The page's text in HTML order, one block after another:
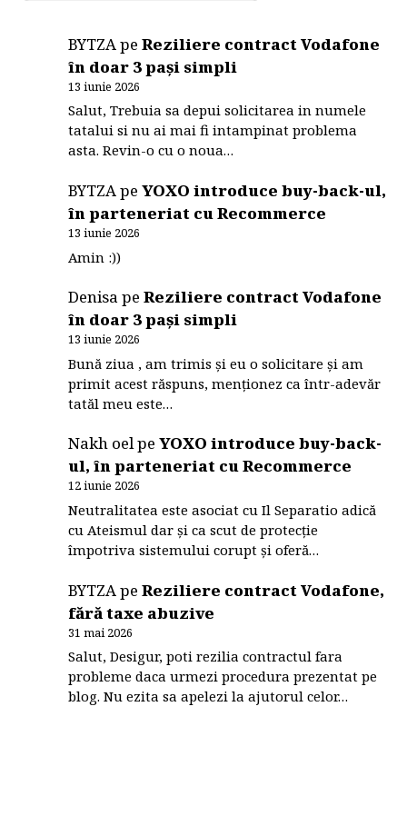
BYTZApeReziliere contract Vodafone
în doar 3 pași simpli
13 iunie 2026
Salut, Trebuia sa depui solicitarea in numele
tatalui si nu ai mai fi intampinat problema
asta. Revin-o cu o noua…
BYTZApeYOXO introduce buy-back-ul,
în parteneriat cu Recommerce
13 iunie 2026
Amin :))
DenisapeReziliere contract Vodafone
în doar 3 pași simpli
13 iunie 2026
Bună ziua , am trimis și eu o solicitare și am
primit acest răspuns, menționez ca într-adevăr
tatăl meu este…
Nakh oelpeYOXO introduce buy-back-
ul, în parteneriat cu Recommerce
12 iunie 2026
Neutralitatea este asociat cu Il Separatio adică
cu Ateismul dar și ca scut de protecție
împotriva sistemului corupt și oferă…
BYTZApeReziliere contract Vodafone,
fără taxe abuzive
31 mai 2026
Salut, Desigur, poti rezilia contractul fara
probleme daca urmezi procedura prezentat pe
blog. Nu ezita sa apelezi la ajutorul celor…